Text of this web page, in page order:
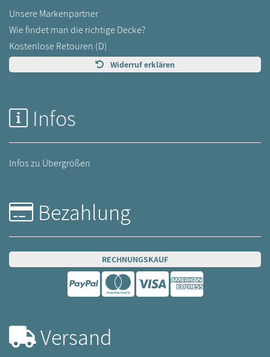
Unsere Markenpartner
Wie findet man die richtige Decke?
Kostenlose Retouren (D)
Widerruf erklären
Infos
Infos zu Übergrößen
Bezahlung
RECHNUNGSKAUF
Versand